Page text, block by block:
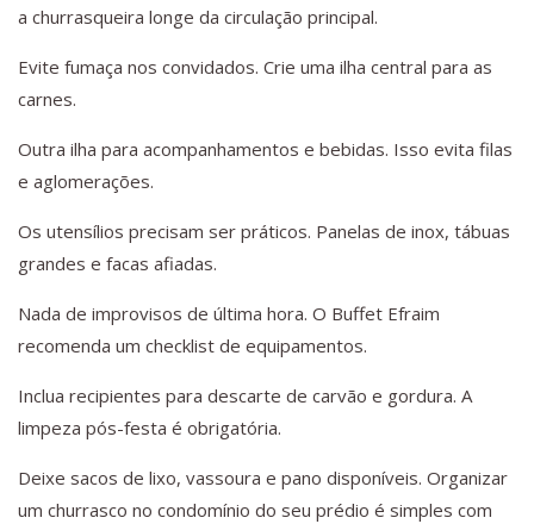
a churrasqueira longe da circulação principal.
Evite fumaça nos convidados. Crie uma ilha central para as
carnes.
Outra ilha para acompanhamentos e bebidas. Isso evita filas
e aglomerações.
Os utensílios precisam ser práticos. Panelas de inox, tábuas
grandes e facas afiadas.
Nada de improvisos de última hora. O Buffet Efraim
recomenda um checklist de equipamentos.
Inclua recipientes para descarte de carvão e gordura. A
limpeza pós-festa é obrigatória.
Deixe sacos de lixo, vassoura e pano disponíveis. Organizar
um churrasco no condomínio do seu prédio é simples com